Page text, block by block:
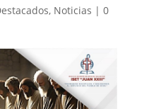
, Noticias | 0